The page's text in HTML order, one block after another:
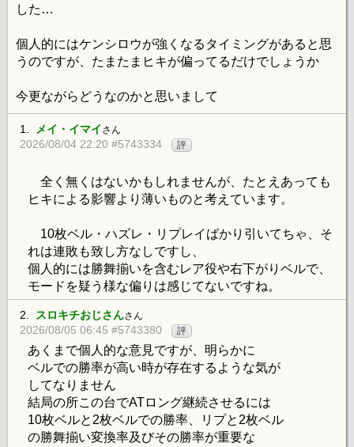
した…
個人的にはケンシロウが強くなるタイミングがあると思
うのですが、たまたまヒキが偏ってるだけでしょうか
今更ながらどうなのかと思いまして
1. メイ・イマイ さん
2026/08/04 22:20 #5743334 評
全く無くはないかもしれませんが、たとえあっても
ヒキによる影響より薄いものと考えています。
10枚ベル・ハズレ・リプレイばかり引いてちゃ、そ
れは連敗も致し方なしですし、
個人的には勝舞揃いを含むレア役や右下がりベルで、
モードを疑う様な偏りは感じてないですね。
2. スロキチおじさんさん
2026/08/05 06:45 #5743380 評
あくまで個人的な意見ですが、明らかに
ベルでの勝率が高い時が存在するような気が
してなりません
結局の所この台でATロング継続させるには
10枚ベルと2枚ベルでの勝率、リプと2枚ベル
の勝舞揃い変換率及びその勝率が重要な